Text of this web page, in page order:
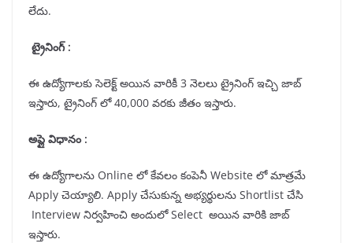
లేదు.
ట్రైనింగ్ :
ఈ ఉద్యోగాలకు సెలెక్ట్ అయిన వారికీ 3 నెలలు ట్రైనింగ్ ఇచ్చి జాబ్
ఇస్తారు, ట్రైనింగ్ లో 40,000 వరకు జీతం ఇస్తారు.
అప్లై విధానం :
ఈ ఉద్యోగాలను Online లో కేవలం కంపెనీ Website లో మాత్రమే
Apply చెయ్యాలి. Apply చేసుకున్న అభ్యర్థులను Shortlist చేసి
Interview నిర్వహించి అందులో Select అయిన వారికి జాబ్
ఇస్తారు.